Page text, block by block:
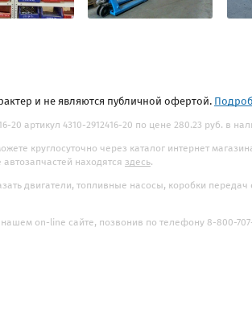
и не являются публичной офертой.
20 артикул 4310-2912416-20 по цене 280.23 руб. в
круглосуточно через каталог интернет
находятся здесь.
двигатели, топливные насосы, коробки
on-line сайте, позвонив по телефону 8-800-